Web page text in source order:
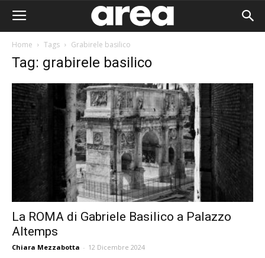
Home Tags Grabirele basilico
Tag: grabirele basilico
La ROMA di Gabriele Basilico a Palazzo
Altemps
Chiara Mezzabotta - 12 Dicembre 2024